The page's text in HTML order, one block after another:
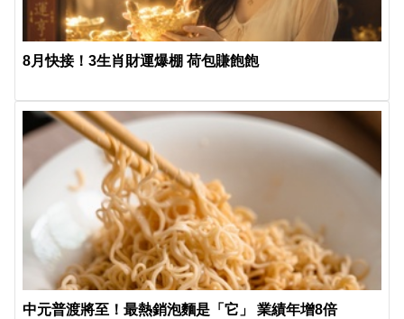
8月快接！3生肖財運爆棚 荷包賺飽飽
中元普渡將至！最熱銷泡麵是「它」 業績年增8倍